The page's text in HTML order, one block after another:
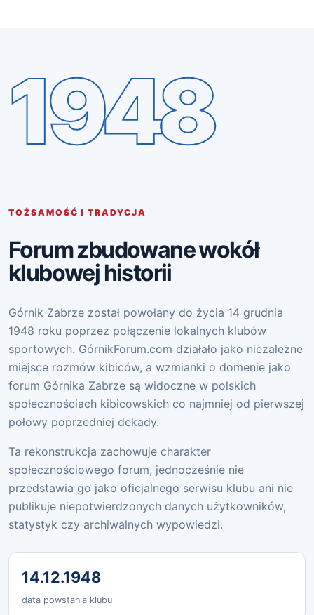
1948
TOŻSAMOŚĆ I TRADYCJA
Forum zbudowane wokół
klubowej historii
Górnik Zabrze został powołany do życia 14 grudnia
1948 roku poprzez połączenie lokalnych klubów
sportowych. GórnikForum.com działało jako niezależne
miejsce rozmów kibiców, a wzmianki o domenie jako
forum Górnika Zabrze są widoczne w polskich
społecznościach kibicowskich co najmniej od pierwszej
połowy poprzedniej dekady.
Ta rekonstrukcja zachowuje charakter
społecznościowego forum, jednocześnie nie
przedstawia go jako oficjalnego serwisu klubu ani nie
publikuje niepotwierdzonych danych użytkowników,
statystyk czy archiwalnych wypowiedzi.
14.12.1948
data powstania klubu